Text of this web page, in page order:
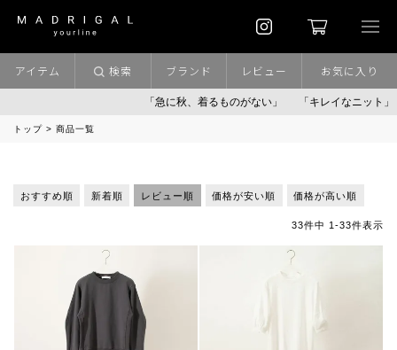
「急に秋、着るものがない」 「キレイなニット」 ポイ
アイテム 検索 ブランド レビュー お気に入り
トップ 商品一覧
おすすめ順 新着順 レビュー順 価格が安い順 価格が高い順
33件中 1-33件表示